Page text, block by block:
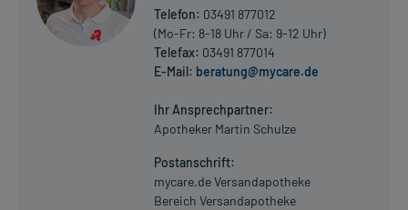
Telefon: 03491 877012
(Mo-Fr: 8-18 Uhr / Sa: 9-12 Uhr)
Telefax: 03491 877014
E-Mail: beratung@mycare.de
Ihr Ansprechpartner:
Apotheker Martin Schulze
Postanschrift:
mycare.de Versandapotheke
Bereich Versandapotheke